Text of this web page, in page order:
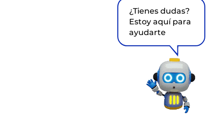
¿Tienes dudas?
Estoy aquí para
ayudarte